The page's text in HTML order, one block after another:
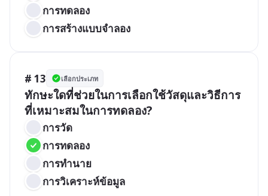
การทดลอง
การสร้างแบบจำลอง
# 13 เลือกประเภท
ทักษะใดที่ช่วยในการเลือกใช้วัสดุและวิธีการ
ที่เหมาะสมในการทดลอง?
การวัด
การทดลอง
การทำนาย
การวิเคราะห์ข้อมูล